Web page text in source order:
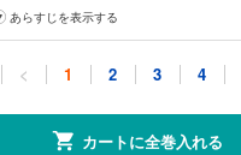
あらすじを表示する
フォトコン2025年10月号
< 1 2 3 4
カートに全巻入れる